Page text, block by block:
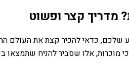
מדריך קצר ופשוט
שלכם, כדאי להכיר קצת את העולם
מוכרות, אלו שסביר להניח שתמצאו